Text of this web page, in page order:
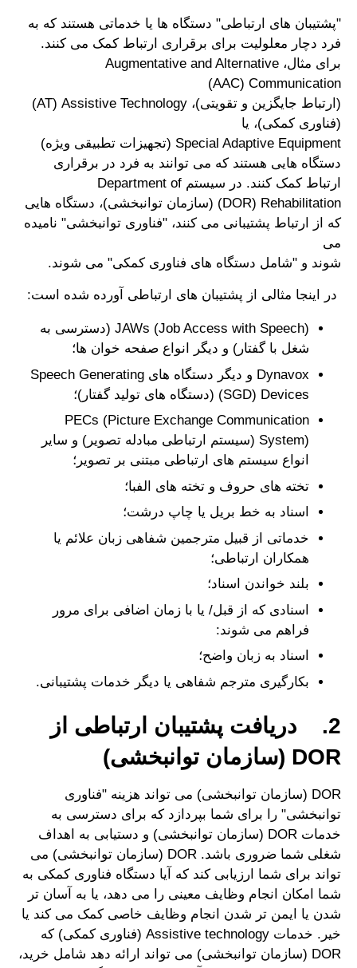
"پشتیبان های ارتباطی" دستگاه ها یا خدماتی هستند که به
فرد دچار معلولیت برای برقراری ارتباط کمک می کنند.
برای مثال، Augmentative and Alternative
Communication ‏(AAC)
(ارتباط جایگزین و تقویتی)، Assistive Technology (‏AT)
(فناوری کمکی)، یا
Special Adaptive Equipment (تجهیزات تطبیقی ویژه)
دستگاه هایی هستند که می توانند به فرد در برقراری
ارتباط کمک کنند. در سیستم Department of
Rehabilitation ‏(DOR) (سازمان توانبخشی)، دستگاه هایی
که از ارتباط پشتیبانی می کنند، "فناوری توانبخشی" نامیده
می
شوند و "شامل دستگاه های فناوری کمکی" می شوند.
در اینجا مثالی از پشتیبان های ارتباطی آورده شده است:
JAWs (Job Access with Speech) (دسترسی به
شغل با گفتار) و دیگر انواع صفحه خوان ها؛
Dynavox و دیگر دستگاه های Speech Generating
Devices ‏(SGD) (دستگاه های تولید گفتار)؛
PECs (Picture Exchange Communication
System) (سیستم ارتباطی مبادله تصویر) و سایر
انواع سیستم های ارتباطی مبتنی بر تصویر؛
تخته های حروف و تخته های الفبا؛
اسناد به خط بریل یا چاپ درشت؛
خدماتی از قبیل مترجمین شفاهی زبان علائم یا
همکاران ارتباطی؛
بلند خواندن اسناد؛
اسنادی که از قبل/ یا با زمان اضافی برای مرور
فراهم می شوند:
اسناد به زبان واضح؛
بکارگیری مترجم شفاهی یا دیگر خدمات پشتیبانی.
2. دریافت پشتیبان ارتباطی از
DOR (سازمان توانبخشی)
DOR (سازمان توانبخشی) می تواند هزینه "فناوری
توانبخشی" را برای شما بپردازد که برای دسترسی به
خدمات DOR (سازمان توانبخشی) و دستیابی به اهداف
شغلی شما ضروری باشد. DOR (سازمان توانبخشی) می
تواند برای شما ارزیابی کند که آیا دستگاه فناوری کمکی به
شما امکان انجام وظایف معینی را می دهد، یا به آسان تر
شدن یا ایمن تر شدن انجام وظایف خاصی کمک می کند یا
خیر. خدمات Assistive technology (فناوری کمکی) که
DOR (سازمان توانبخشی) می تواند ارائه دهد شامل خرید،